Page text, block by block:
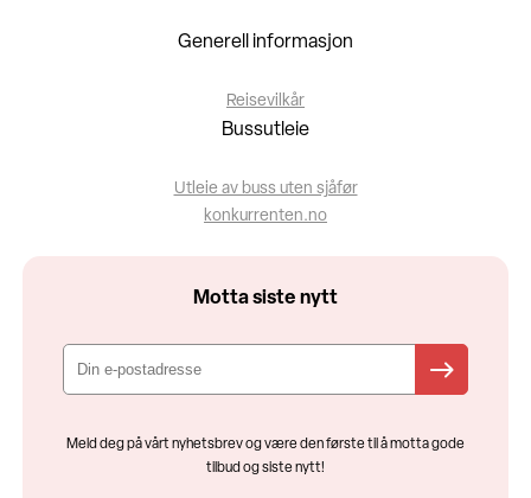
Generell informasjon
Reisevilkår
Bussutleie
Utleie av buss uten sjåfør
konkurrenten.no
Motta siste nytt
Meld deg på vårt nyhetsbrev og være den første til å motta gode
tilbud og siste nytt!